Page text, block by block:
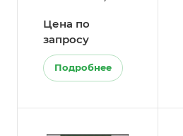
Цена по
запросу
Подробнее